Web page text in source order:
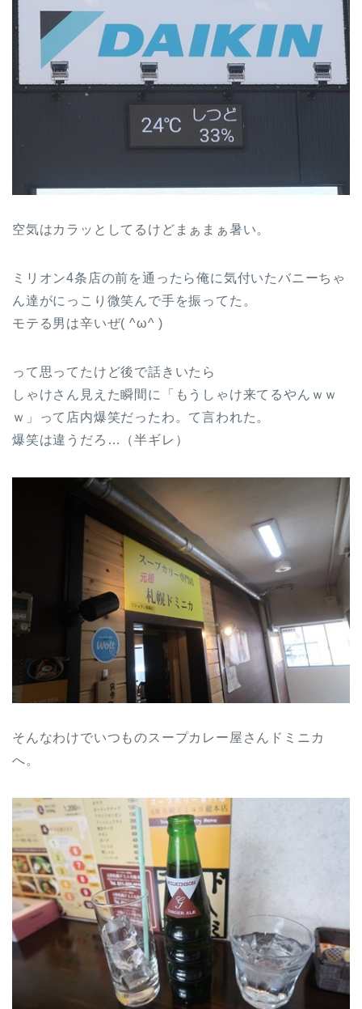
空気はカラッとしてるけどまぁまぁ暑い。
ミリオン4条店の前を通ったら俺に気付いたバニーちゃ
ん達がにっこり微笑んで手を振ってた。
モテる男は辛いぜ( ^ω^ )
って思ってたけど後で話きいたら
しゃけさん見えた瞬間に「もうしゃけ来てるやんｗｗ
ｗ」って店内爆笑だったわ。て言われた。
爆笑は違うだろ…（半ギレ）
そんなわけでいつものスープカレー屋さんドミニカ
へ。